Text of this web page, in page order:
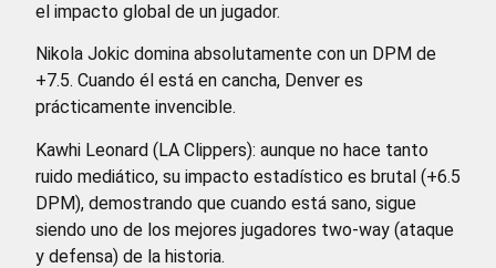
el impacto global de un jugador.
Nikola Jokic domina absolutamente con un DPM de
+7.5. Cuando él está en cancha, Denver es
prácticamente invencible.
Kawhi Leonard (LA Clippers): aunque no hace tanto
ruido mediático, su impacto estadístico es brutal (+6.5
DPM), demostrando que cuando está sano, sigue
siendo uno de los mejores jugadores two-way (ataque
y defensa) de la historia.